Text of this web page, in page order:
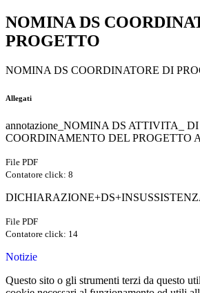
NOMINA DS
PROGETTO
NOMINA DS COORDINATORE DI
Allegati
annotazione_NOMINA DS ATTIVITA_
COORDINAMENTO DEL PROGETTO
File PDF
Contatore click: 8
File PDF
Contatore click: 14
Notizie
Questo sito o gli strumenti terzi da questo